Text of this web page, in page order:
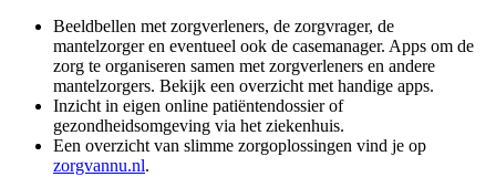
Beeldbellen met zorgverleners, de zorgvrager, de
mantelzorger en eventueel ook de casemanager. Apps om de
zorg te organiseren samen met zorgverleners en andere
mantelzorgers. Bekijk een overzicht met handige apps.
Inzicht in eigen online patiëntendossier of
gezondheidsomgeving via het ziekenhuis.
Een overzicht van slimme zorgoplossingen vind je op
zorgvannu.nl.